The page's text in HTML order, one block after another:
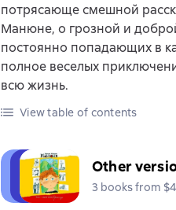
потрясающе смешной
Манюне, о грозной и
постоянно попадающих в
полное веселых
всю жизнь.
View table of contents
Other
3 books from